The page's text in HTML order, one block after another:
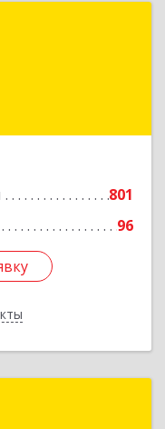
801
96
Учительская ул,
Подробнее